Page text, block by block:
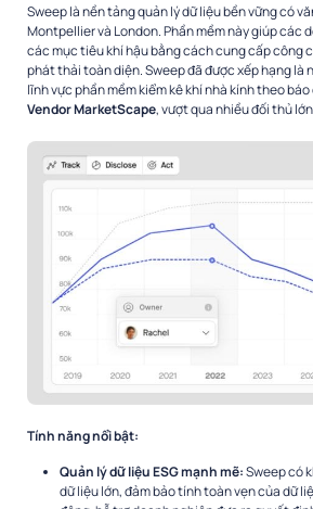
Sweep là nền tảng quản lý dữ liệu bền vững có
Montpellier và London. Phần mềm này giúp các
các mục tiêu khí hậu bằng cách cung cấp công
phát thải toàn diện. Sweep đã được xếp hạng là
lĩnh vực phần mềm kiểm kê khí nhà kính theo
Vendor MarketScape, vượt qua nhiều đối thủ
Tính năng nổi bật:
Quản lý dữ liệu ESG mạnh mẽ:Sweep có
dữ liệu lớn, đảm bảo tính toàn vẹn của dữ